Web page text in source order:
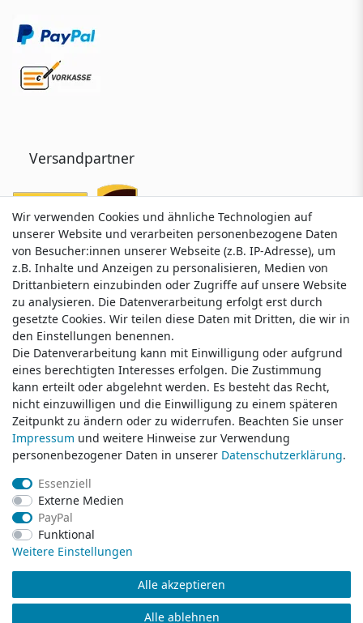
Versandpartner
Service & Kontakt
Wünschen Sie einen Rückruf?
service@klamato.de
Schreiben Sie uns:
service@klamato.de
Durchschnittliche Bewertung von
Bewertungsgrundlage des Anbieters: 5 Verkaufs- und 3 Bewertungsplattformen
© Copyright 2026 klamato.de | Alle Rechte vorbehalten.
Wir verwenden Cookies und ähnliche Technologien auf
unserer Website und verarbeiten personenbezogene Daten
von Besucher:innen unserer Webseite (z.B. IP-Adresse), um
z.B. Inhalte und Anzeigen zu personalisieren, Medien von
Drittanbietern einzubinden oder Zugriffe auf unsere Website
zu analysieren. Die Datenverarbeitung erfolgt erst durch
gesetzte Cookies. Wir teilen diese Daten mit Dritten, die wir in
den Einstellungen benennen.
Die Datenverarbeitung kann mit Einwilligung oder aufgrund
eines berechtigten Interesses erfolgen. Die Zustimmung
kann erteilt oder abgelehnt werden. Es besteht das Recht,
nicht einzuwilligen und die Einwilligung zu einem späteren
Zeitpunkt zu ändern oder zu widerrufen. Beachten Sie unser
Impressum und weitere Hinweise zur Verwendung
personenbezogener Daten in unserer Daten­schutz­erklärung.
Essenziell
Externe Medien
PayPal
Funktional
Weitere Einstellungen
Alle akzeptieren
Alle ablehnen
Wir verwenden Cookies und ähnliche Technologien auf
unserer Website und verarbeiten personenbezogene Daten
von Besucher:innen unserer Webseite (z.B. IP-Adresse), um
z.B. Inhalte und Anzeigen zu personalisieren, Medien von
Drittanbietern einzubinden oder Zugriffe auf unsere Website
zu analysieren. Die Datenverarbeitung erfolgt erst durch
gesetzte Cookies. Wir teilen diese Daten mit Dritten, die wir in
den Einstellungen benennen.
Die Datenverarbeitung kann mit Einwilligung oder aufgrund
eines berechtigten Interesses erfolgen. Die Zustimmung
kann erteilt oder abgelehnt werden. Es besteht das Recht,
nicht einzuwilligen und die Einwilligung zu einem späteren
Zeitpunkt zu ändern oder zu widerrufen. Beachten Sie unser
Impressum und weitere Hinweise zur Verwendung
personenbezogener Daten in unserer Daten­schutz­erklärung.
Essenziell
Externe Medien
PayPal
Funktional
Weitere Einstellungen
Alle akzeptieren
Alle ablehnen